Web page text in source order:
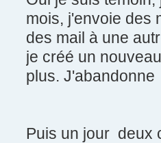
mois, j'envoie des
des mail à une
je créé un
plus. J'abandonne
Puis un jour deux